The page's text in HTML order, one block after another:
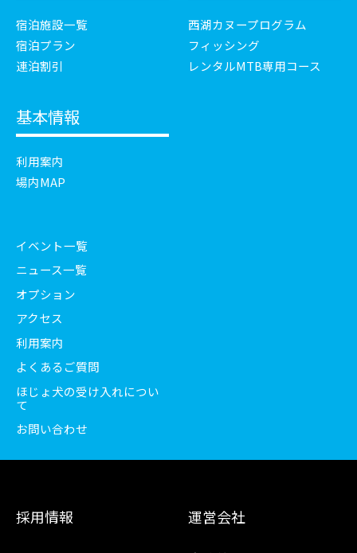
宿泊施設一覧
宿泊プラン
連泊割引
西湖カヌープログラム
フィッシング
レンタルMTB専用コース
基本情報
利用案内
場内MAP
イベント一覧
ニュース一覧
オプション
アクセス
利用案内
よくあるご質問
ほじょ犬の受け入れについ
て
お問い合わせ
採用情報 運営会社